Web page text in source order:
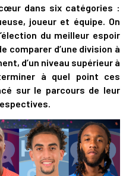
dans six catégories :
joueur et équipe. On
du meilleur espoir
comparer d’une division à
d’un niveau supérieur à
à quel point ces
sur le parcours de leur